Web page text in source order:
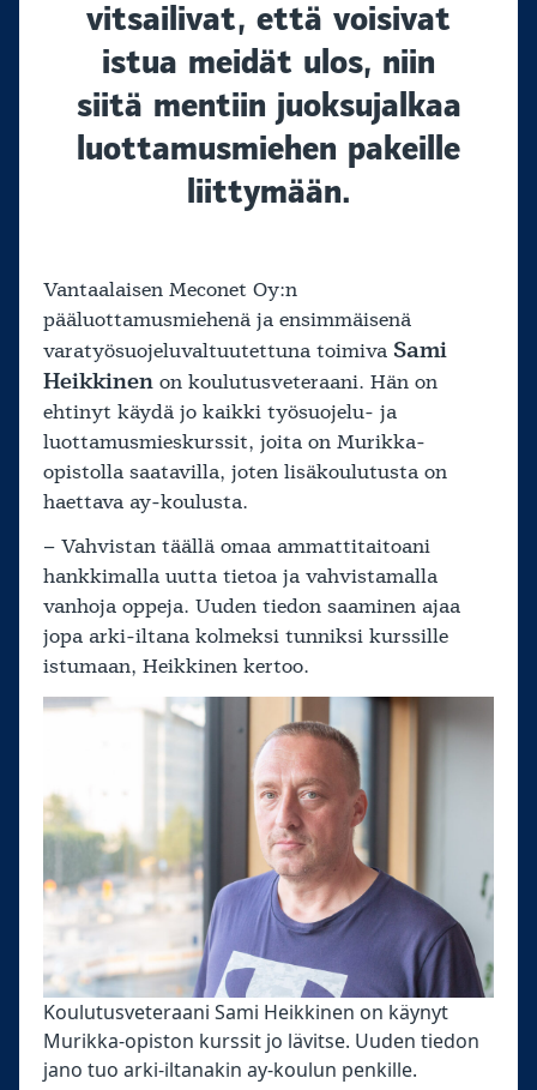
vitsailivat, että voisivat
istua meidät ulos, niin
siitä mentiin juoksujalkaa
luottamusmiehen pakeille
liittymään.
Vantaalaisen Meconet Oy:n
pääluottamusmiehenä ja ensimmäisenä
varatyösuojeluvaltuutettuna toimiva Sami
Heikkinen on koulutusveteraani. Hän on
ehtinyt käydä jo kaikki työsuojelu- ja
luottamusmieskurssit, joita on Murikka-
opistolla saatavilla, joten lisäkoulutusta on
haettava ay-koulusta.
– Vahvistan täällä omaa ammattitaitoani
hankkimalla uutta tietoa ja vahvistamalla
vanhoja oppeja. Uuden tiedon saaminen ajaa
jopa arki-iltana kolmeksi tunniksi kurssille
istumaan, Heikkinen kertoo.
Koulutusveteraani Sami Heikkinen on käynyt
Murikka-opiston kurssit jo lävitse. Uuden tiedon
jano tuo arki-iltanakin ay-koulun penkille.